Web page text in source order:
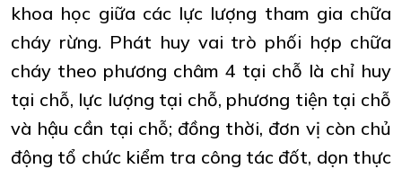
khoa học giữa các lực lượng tham gia chữa
cháy rừng. Phát huy vai trò phối hợp chữa
cháy theo phương châm 4 tại chỗ là chỉ huy
tại chỗ, lực lượng tại chỗ, phương tiện tại chỗ
và hậu cần tại chỗ; đồng thời, đơn vị còn chủ
động tổ chức kiểm tra công tác đốt, dọn thực